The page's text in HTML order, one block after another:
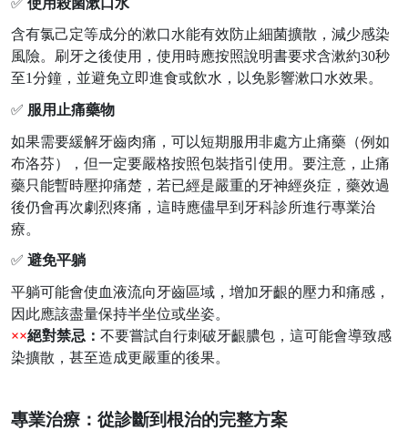
含有氯己定等成分的漱口水能有效防止細菌擴散，減少感染
風險。刷牙之後使用 ，使用時應按照說明書要求含漱約30秒
至1分鐘，並避免立即進食或飲水，以免影響漱口水效果。
✅ 服用止痛藥物
如果需要緩解牙齒肉痛 ，可以短期服用非處方止痛藥（例如
布洛芬），但一定要嚴格按照包裝指引使用。要注意，止痛
藥只能暫時壓抑痛楚， 若已經是嚴重的牙神經炎症，藥效過
後仍會再次劇烈疼痛，這時應儘早到牙科診所進行專業治
療。
✅ 避免平躺
平躺可能會使血液流向牙齒區域，增加牙齦的壓力和痛感，
因此應該盡量保持半坐位或坐姿。
××絕對禁忌： 不要嘗試自行刺破牙齦膿包，這可能會導致感
染擴散，甚至造成更嚴重的後果。
專業治療：從診斷到根治的完整方案